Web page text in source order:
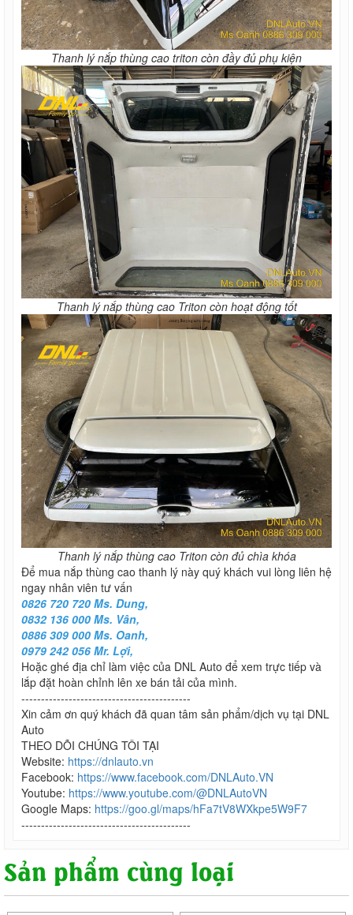
Thanh lý nắp thùng cao triton còn đầy đủ phụ kiện
Thanh lý nắp thùng cao Triton còn hoạt động tốt
Thanh lý nắp thùng cao Triton còn đủ chìa khóa
Để mua nắp thùng cao thanh lý này quý khách vui lòng liên hệ
ngay nhân viên tư vấn
0826 720 720 Ms. Dung,
0832 136 000 Ms. Vân,
0886 309 000 Ms. Oanh,
0979 242 056 Mr. Lợi,
Hoặc ghé địa chỉ làm việc của DNL Auto để xem trực tiếp và
lắp đặt hoàn chỉnh lên xe bán tải của mình.
-------------------------------------------
Xin cảm ơn quý khách đã quan tâm sản phẩm/dịch vụ tại DNL
Auto
THEO DÕI CHÚNG TÔI TẠI
Website: https://dnlauto.vn
Facebook: https://www.facebook.com/DNLAuto.VN
Youtube: https://www.youtube.com/@DNLAutoVN
Google Maps: https://goo.gl/maps/hFa7tV8WXkpe5W9F7
-------------------------------------------
Sản phẩm cùng loại